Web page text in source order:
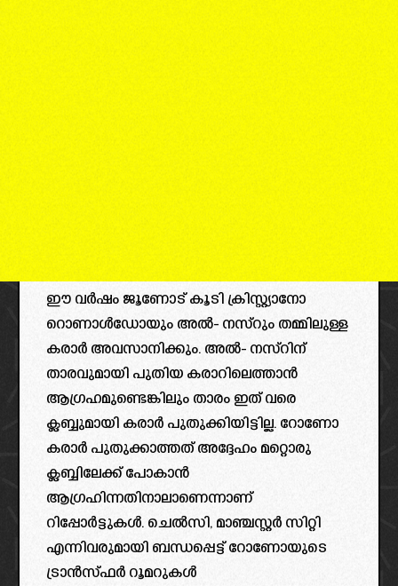
ഈ വർഷം ജൂണോട് കൂടി ക്രിസ്റ്റ്യാനോ
റൊണാൾഡോയും അൽ- നസ്‌റും തമ്മിലുള്ള
കരാർ അവസാനിക്കും. അൽ- നസ്‌റിന്
താരവുമായി പുതിയ കരാറിലെത്താൻ
ആഗ്രഹമുണ്ടെങ്കിലും താരം ഇത് വരെ
ക്ലബ്ബുമായി കരാർ പുതുക്കിയിട്ടില്ല. റോണോ
കരാർ പുതുക്കാത്തത് അദ്ദേഹം മറ്റൊരു
ക്ലബ്ബിലേക്ക് പോകാൻ
ആഗ്രഹിന്നതിനാലാണെന്നാണ്
റിപ്പോർട്ടുകൾ. ചെൽസി, മാഞ്ചസ്റ്റർ സിറ്റി
എന്നിവരുമായി ബന്ധപ്പെട്ട് റോണോയുടെ
ട്രാൻസ്ഫർ റൂമറുകൾ